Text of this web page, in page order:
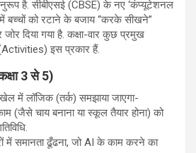
है. सीबीएसई (CBSE) के नए ‘कंप्यूटेशनल
बच्चों को रटाने के बजाय “करके सीखने”
दिया गया है. कक्षा-वार कुछ प्रमुख
इस प्रकार हैं.
3 से 5)
में लॉजिक (तर्क) समझाया जाएगा-
(जैसे चाय बनाना या स्कूल तैयार होना) को
में समानता ढूँढना, जो AI के काम करने का